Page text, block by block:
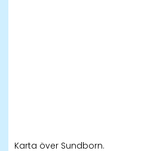
Karta över Sundborn.